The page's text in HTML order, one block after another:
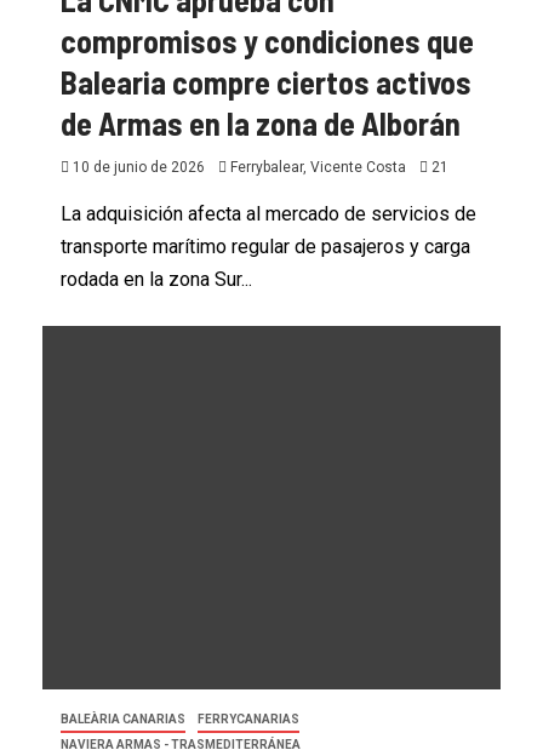
compromisos y condiciones que
Balearia compre ciertos activos
de Armas en la zona de Alborán
10 de junio de 2026 Ferrybalear, Vicente Costa 21
La adquisición afecta al mercado de servicios de
transporte marítimo regular de pasajeros y carga
rodada en la zona Sur...
BALEÀRIA CANARIAS
FERRYCANARIAS
NAVIERA ARMAS - TRASMEDITERRÁNEA